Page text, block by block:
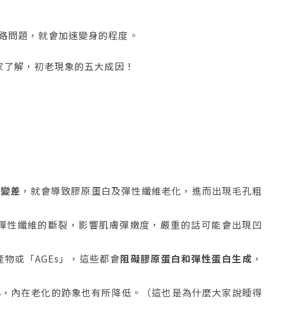
問題，就會加速變身的程度。
解，初老現象的五大成因！
差 ，就會導致膠原蛋白及彈性纖維老化，進而出現毛孔粗
性纖維的斷裂，影響肌膚彈嫩度，嚴重的話可能會出現凹
或「AGEs」，這些都會阻礙膠原蛋白和彈性蛋白生成 ，
，內在老化的跡象也有所降低。（這也是為什麼大家說睡得